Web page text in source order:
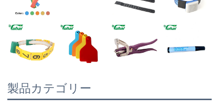
製品カテゴリー